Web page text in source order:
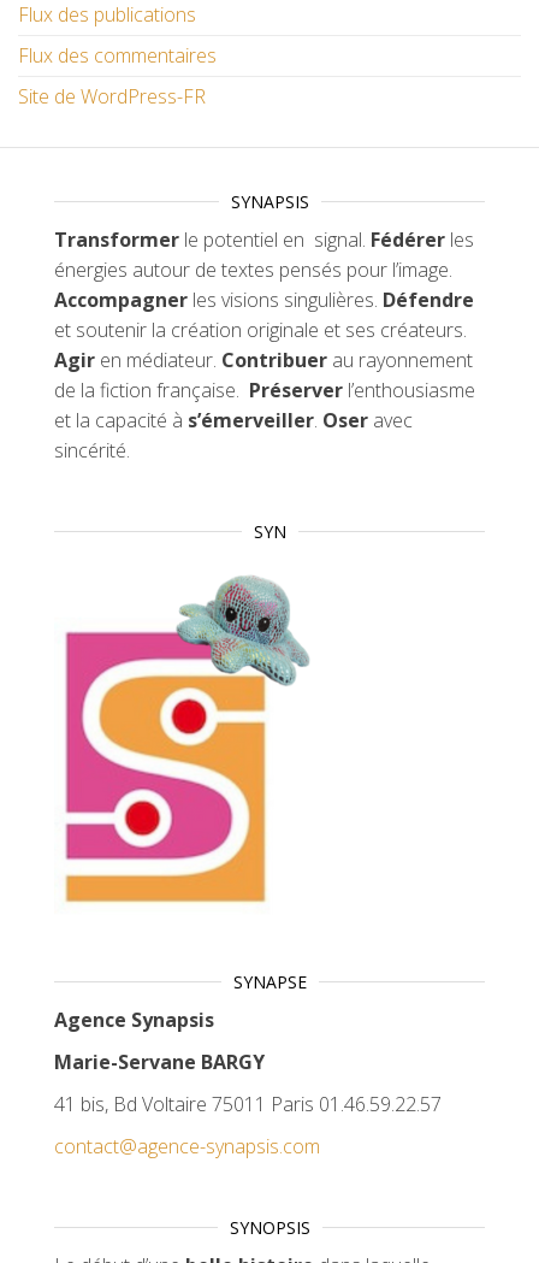
Flux des publications
Flux des commentaires
Site de WordPress-FR
SYNAPSIS
Transformer le potentiel en signal. Fédérer les
énergies autour de textes pensés pour l’image.
Accompagner les visions singulières. Défendre
et soutenir la création originale et ses créateurs.
Agir en médiateur. Contribuer au rayonnement
de la fiction française. Préserver l’enthousiasme
et la capacité à s’émerveiller. Oser avec
sincérité.
SYN
SYNAPSE
Agence Synapsis
Marie-Servane BARGY
41 bis, Bd Voltaire 75011 Paris 01.46.59.22.57
contact@agence-synapsis.com
SYNOPSIS